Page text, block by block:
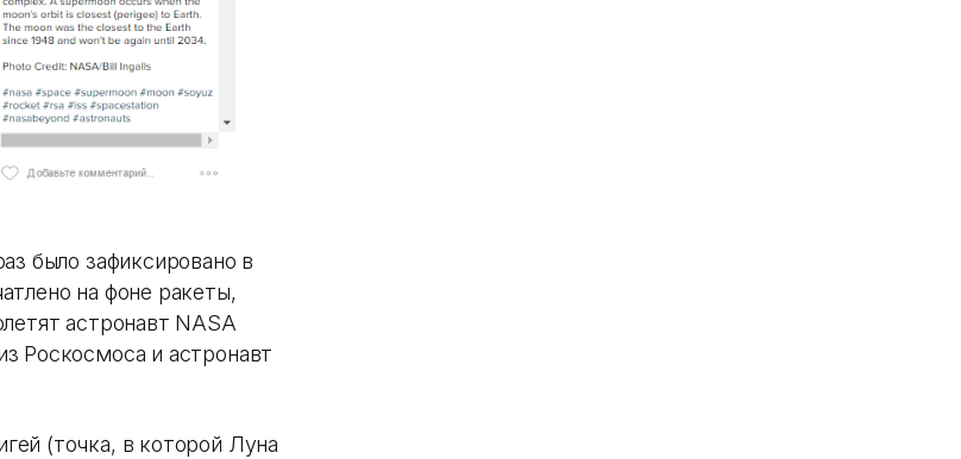
было зафиксировано в
на фоне ракеты,
астронавт NASA
Роскосмоса и астронавт
(точка, в которой Луна